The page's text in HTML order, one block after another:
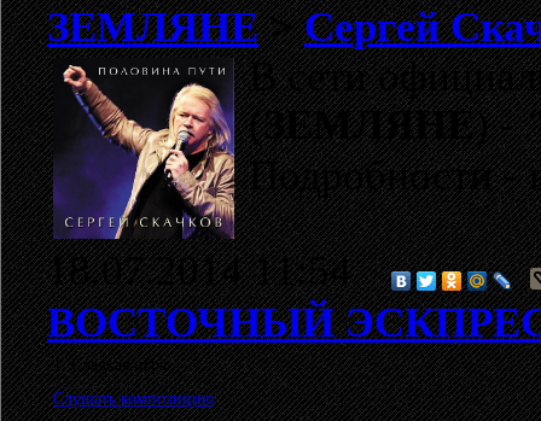
ЗЕМЛЯНЕ>Сергей
В сети
(ЗЕМЛЯНЕ) -
Подробности -
18.07.2014 11:54
ВОСТОЧНЫЙ
1. Сладкая игра
Слушать композицию